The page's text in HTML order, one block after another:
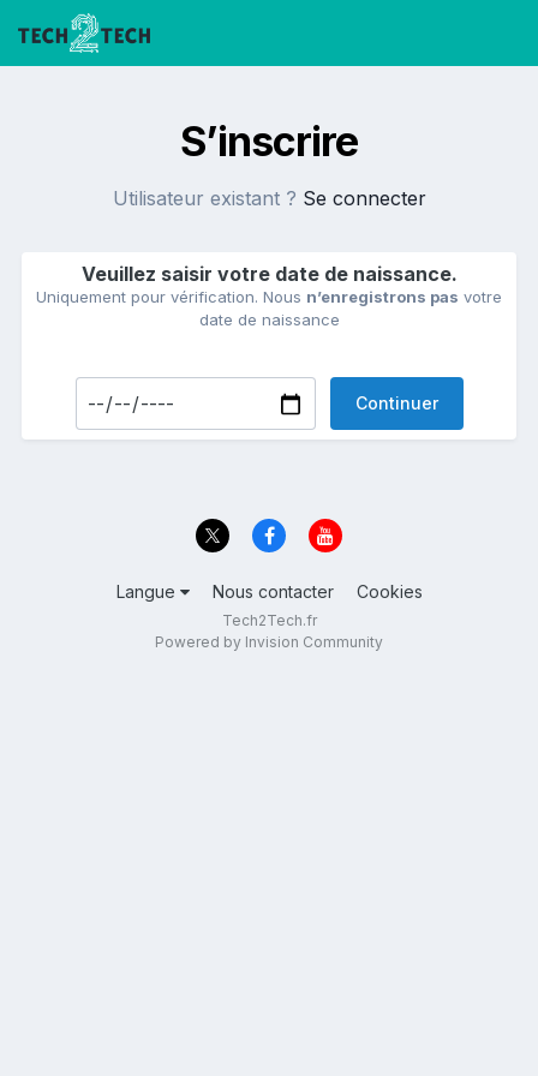
S’inscrire
Utilisateur existant ? Se connecter
Veuillez saisir votre date de naissance.
Uniquement pour vérification. Nous n’enregistrons pas votre
date de naissance
Continuer
Langue Nous contacter Cookies
Tech2Tech.fr
Powered by Invision Community